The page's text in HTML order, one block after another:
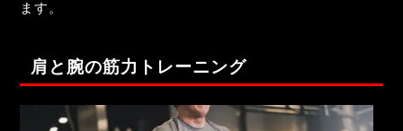
ます。
肩と腕の筋力トレーニング